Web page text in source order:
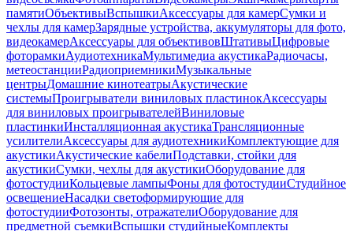
памятиОбъективыВспышкиАксессуары для камерСумки и
чехлы для камерЗарядные устройства, аккумуляторы для фото,
видеокамерАксессуары для объективовШтативыЦифровые
фоторамкиАудиотехникаМультимедиа акустикаРадиочасы,
метеостанцииРадиоприемникиМузыкальные
центрыДомашние кинотеатрыАкустические
системыПроигрыватели виниловых пластинокАксессуары
для виниловых проигрывателейВиниловые
пластинкиИнсталляционная акустикаТрансляционные
усилителиАксессуары для аудиотехникиКомплектующие для
акустикиАкустические кабелиПодставки, стойки для
акустикиСумки, чехлы для акустикиОборудование для
фотостудииКольцевые лампыФоны для фотостудииСтудийное
освещениеНасадки светоформирующие для
фотостудииФотозонты, отражателиОборудование для
предметной съемкиВспышки студийныеКомплекты